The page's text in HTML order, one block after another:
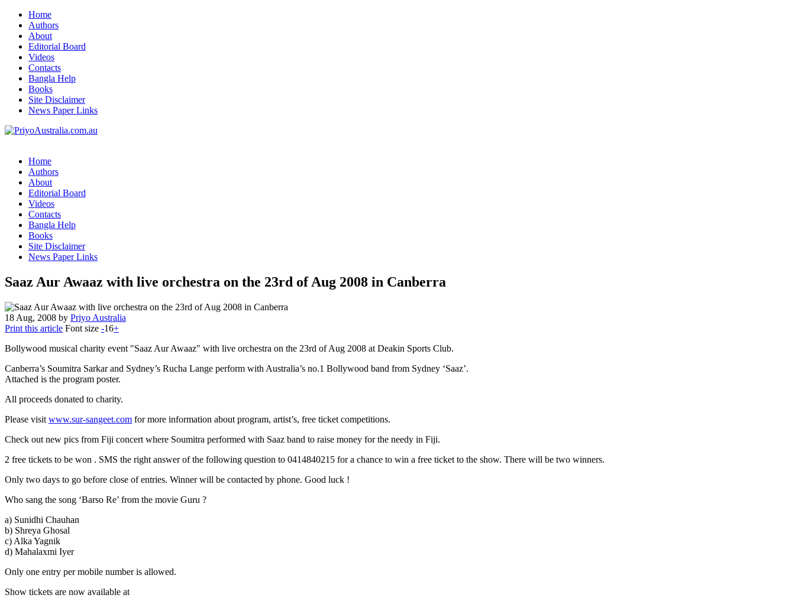
Home
Authors
About
Editorial Board
Videos
Contacts
Bangla Help
Books
Site Disclaimer
News Paper Links
Home
Authors
About
Editorial Board
Videos
Contacts
Bangla Help
Books
Site Disclaimer
News Paper Links
Saaz Aur Awaaz with live orchestra on the 23rd of Aug 2008 in Canberra
18 Aug, 2008 by Priyo Australia
Print this article Font size -16+
Bollywood musical charity event "Saaz Aur Awaaz" with live orchestra on the 23rd of Aug 2008 at Deakin Sports Club.
Canberra’s Soumitra Sarkar and Sydney’s Rucha Lange perform with Australia’s no.1 Bollywood band from Sydney ‘Saaz’.
Attached is the program poster.
All proceeds donated to charity.
Please visit www.sur-sangeet.com for more information about program, artist’s, free ticket competitions.
Check out new pics from Fiji concert where Soumitra performed with Saaz band to raise money for the needy in Fiji.
2 free tickets to be won . SMS the right answer of the following question to 0414840215 for a chance to win a free ticket to the show. There will be two winners.
Only two days to go before close of entries. Winner will be contacted by phone. Good luck !
Who sang the song ‘Barso Re’ from the movie Guru ?
a) Sunidhi Chauhan
b) Shreya Ghosal
c) Alka Yagnik
d) Mahalaxmi Iyer
Only one entry per mobile number is allowed.
Show tickets are now available at